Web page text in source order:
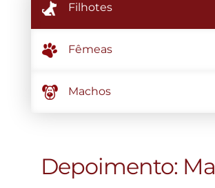
Filhotes
Fêmeas
Machos
Depoimento: